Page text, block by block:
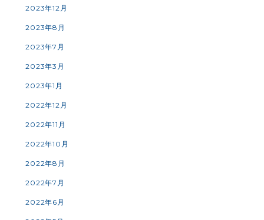
2023年12月
2023年8月
2023年7月
2023年3月
2023年1月
2022年12月
2022年11月
2022年10月
2022年8月
2022年7月
2022年6月